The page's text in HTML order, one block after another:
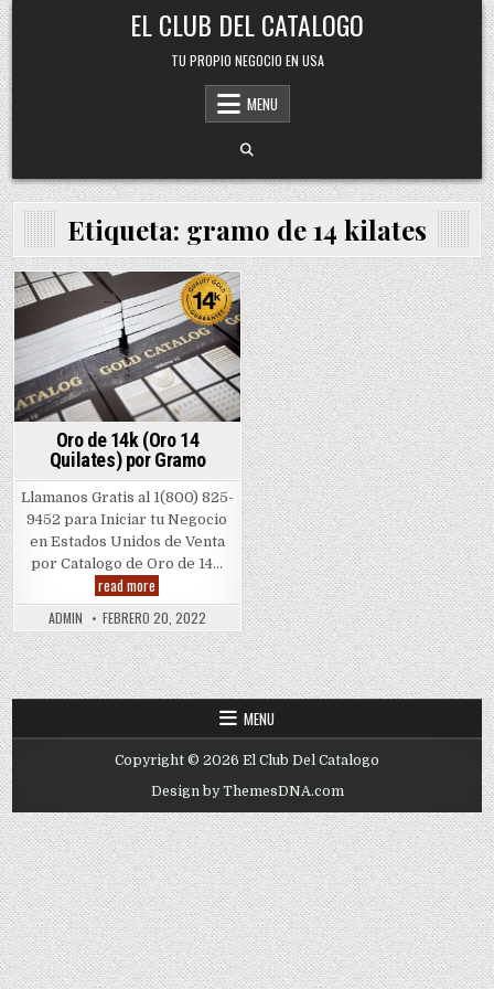
Skip
to
content
EL CLUB DEL CATALOGO
TU PROPIO NEGOCIO EN USA
MENU
Etiqueta: gramo de 14 kilates
Posted
in
Oro de 14k (Oro 14
Quilates) por Gramo
Llamanos Gratis al 1(800) 825-
9452 para Iniciar tu Negocio
en Estados Unidos de Venta
por Catalogo de Oro de 14…
read more
de
14k
(Oro
14
Quilates)
por
Gramo
ADMIN FEBRERO 20, 2022
MENU
Copyright © 2026 El Club Del Catalogo
Design by ThemesDNA.com